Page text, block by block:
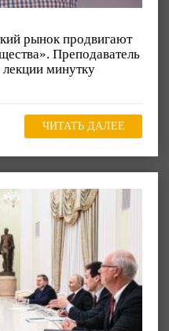
рынок продвигают
Преподаватель
лекции минутку
ЧИТАТЬ ДАЛЕЕ